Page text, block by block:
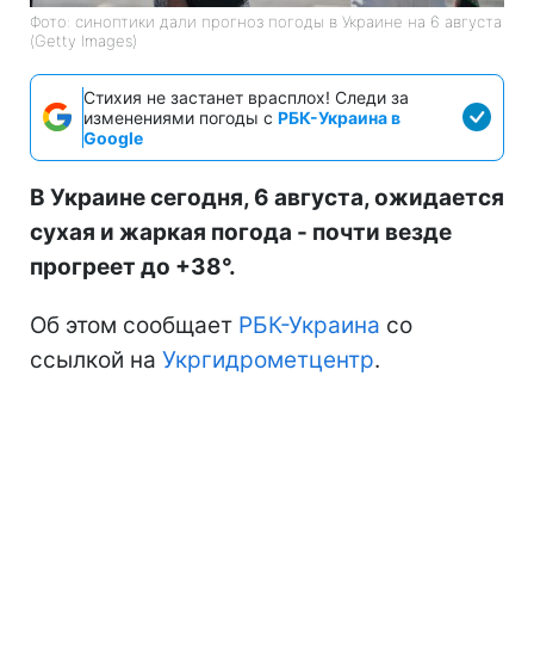
Фото: синоптики дали прогноз погоды в Украине на 6 августа
(Getty Images)
Стихия не застанет врасплох! Следи за
изменениями погоды с РБК-Украина в
Google
В Украине сегодня, 6 августа, ожидается
сухая и жаркая погода - почти везде
прогреет до +38°.
Об этом сообщает РБК-Украина со
ссылкой на Укргидрометцентр.